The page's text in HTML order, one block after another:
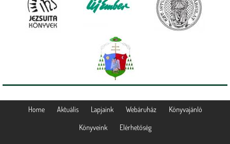
Home Aktuális Lapjaink Webáruház Könyvajánló
Könyveink Elérhetőség